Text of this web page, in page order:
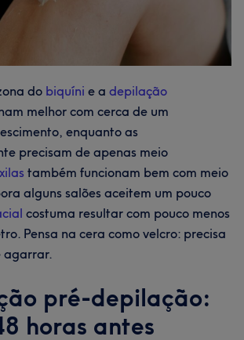
do biquíni e a depilação
melhor com cerca de um
enquanto as
precisam de apenas meio
também funcionam bem com meio
alguns salões aceitem um pouco
costuma resultar com pouco menos
Pensa na cera como velcro: precisa
agarrar.
pré-depilação:
horas antes